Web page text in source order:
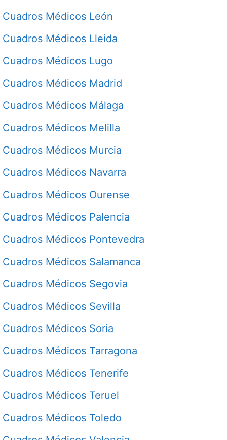
Cuadros Médicos León
Cuadros Médicos Lleida
Cuadros Médicos Lugo
Cuadros Médicos Madrid
Cuadros Médicos Málaga
Cuadros Médicos Melilla
Cuadros Médicos Murcia
Cuadros Médicos Navarra
Cuadros Médicos Ourense
Cuadros Médicos Palencia
Cuadros Médicos Pontevedra
Cuadros Médicos Salamanca
Cuadros Médicos Segovia
Cuadros Médicos Sevilla
Cuadros Médicos Soria
Cuadros Médicos Tarragona
Cuadros Médicos Tenerife
Cuadros Médicos Teruel
Cuadros Médicos Toledo